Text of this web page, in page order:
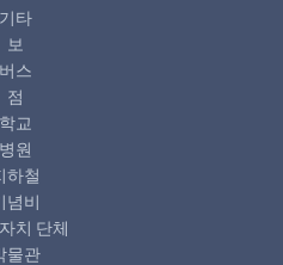
기타
보
버스
점
학교
병원
하철
념비
치 단체
물관